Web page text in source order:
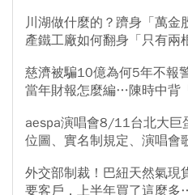
川湖做什麼的？躋身「萬
產鐵工廠如何翻身「只有兩
慈濟被騙10億為何5年不報
當年財報怎麼編…陳時中背
aespa演唱會8/11台北大巨
位圖、實名制規定、演唱會
外交部制裁！巴紐天然氣現
要客戶，上半年買了這麼多